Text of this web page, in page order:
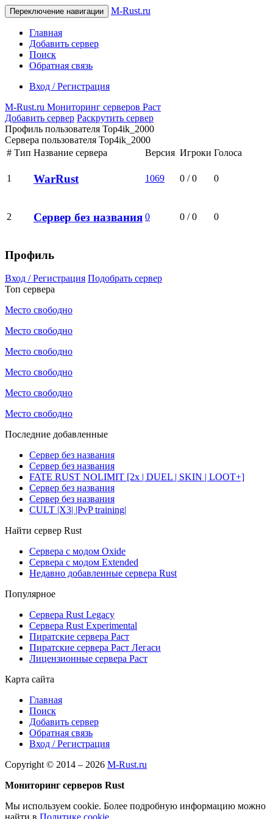
Переключение навигации M-Rust.ru
Главная
Добавить сервер
Поиск
Обратная связь
Вход / Регистрация
M-Rust.ru Мониторинг серверов Раст
Добавить сервер Раскрутить сервер
Профиль пользователя Top4ik_2000
Сервера пользователя Top4ik_2000
# Тип Название сервера Версия Игроки Голоса
1 WarRust 1069 0 / 0 0
2 Сервер без названия 0 0 / 0 0
Профиль
Вход / Регистрация Подобрать сервер
Топ сервера
Место свободно
Место свободно
Место свободно
Место свободно
Место свободно
Место свободно
Последние добавленные
Сервер без названия
Сервер без названия
FATE RUST NOLIMIT [2x | DUEL | SKIN | LOOT+]
Сервер без названия
Сервер без названия
CULT |X3| |PvP training|
Найти сервер Rust
Сервера с модом Oxide
Сервера с модом Extended
Недавно добавленные сервера Rust
Популярное
Сервера Rust Legacy
Сервера Rust Experimental
Пиратские сервера Раст
Пиратские сервера Раст Легаси
Лицензионные сервера Раст
Карта сайта
Главная
Поиск
Добавить сервер
Обратная связь
Вход / Регистрация
Copyright © 2014 – 2026 M-Rust.ru
Мониторинг серверов Rust
Мы используем cookie. Более подробную информацию можно